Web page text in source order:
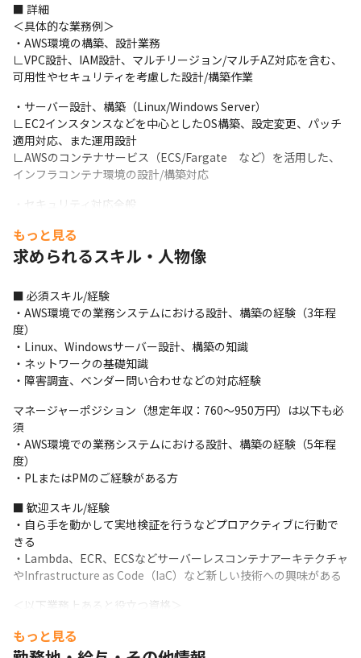
■ 詳細
＜具体的な業務例＞
・AWS環境の構築、設計業務
∟VPC設計、IAM設計、マルチリージョン/マルチAZ対応を含む、
可用性やセキュリティを考慮した設計/構築作業
・サーバー設計、構築（Linux/Windows Server）
∟EC2インスタンスなどを中心としたOS構築、設定変更、パッチ
適用対応、また運用設計
∟AWSのコンテナサービス（ECS/Fargate　など）を活用した、
インフラコンテナ環境の設計/構築対応
・セキュリティ対応全般
やOSレベルのセキュリティ設定、ログ監査対応　など
■ この仕事の面白み、魅力
担当する重要ポジションに携われます
・自社サービスのシステムをユーザーと近い距離で一緒に作れる
環境です
・フィンテックや小売など丸井グループの幅広い事業運営に携わ
ることができます
・自身の提案や意見が採用されやすく、自らチャレンジできる環
境です
もっと見る
求められるスキル・人物像
■ 必須スキル/経験
・AWS環境での業務システムにおける設計、構築の経験（3年程
度）
・Linux、Windowsサーバー設計、構築の知識
・ネットワークの基礎知識
・障害調査、ベンダー問い合わせなどの対応経験
マネージャーポジション（想定年収：760～950万円）は以下も必
須
・AWS環境での業務システムにおける設計、構築の経験（5年程
度）
・PLまたはPMのご経験がある方
■ 歓迎スキル/経験
・自ら手を動かして実地検証を行うなどプロアクティブに行動で
きる
・Lambda、ECR、ECSなどサーバーレスコンテナアーキテクチャ
やInfrastructure as Code（IaC）など新しい技術への興味がある
＜以下業務上あると役立つ資格＞
・Linux Professional Institute Certification
もっと見る